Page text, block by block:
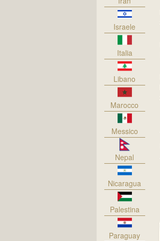
Israele
Italia
Libano
Marocco
Messico
Nepal
Nicaragua
Palestina
Paraguay